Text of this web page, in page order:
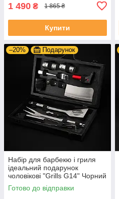
1 490 ₴ 1 865 ₴
Купити
–20% Подарунок
Набір для барбекю і гриля
ідеальний подарунок
чоловікові "Grills G14" Чорний
| 19 предметів + Гравіювання
на замовлення
Готово до відправки